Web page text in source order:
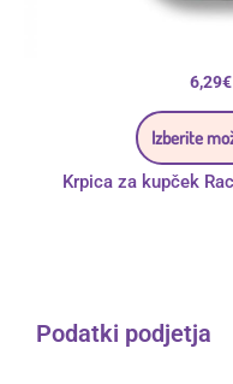
6,29€
Izberite
Krpica za kupček
Podatki podjetja